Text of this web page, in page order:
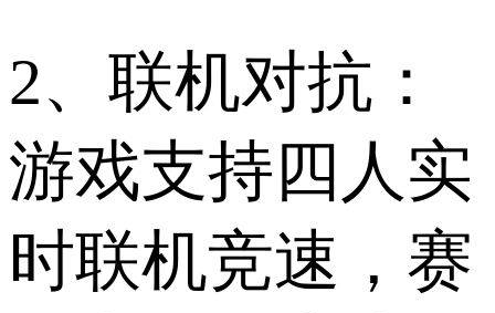
2、联机对抗：
游戏支持四人实
时联机竞速，赛